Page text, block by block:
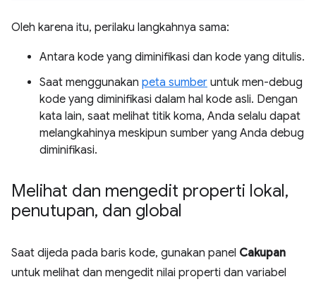
Oleh karena itu, perilaku langkahnya sama:
Antara kode yang diminifikasi dan kode yang ditulis.
Saat menggunakan peta sumber untuk men-debug
kode yang diminifikasi dalam hal kode asli. Dengan
kata lain, saat melihat titik koma, Anda selalu dapat
melangkahinya meskipun sumber yang Anda debug
diminifikasi.
Melihat dan mengedit properti lokal,
penutupan, dan global
Saat dijeda pada baris kode, gunakan panel Cakupan
untuk melihat dan mengedit nilai properti dan variabel